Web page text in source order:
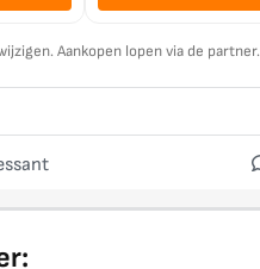
Aankopen lopen via de partner.